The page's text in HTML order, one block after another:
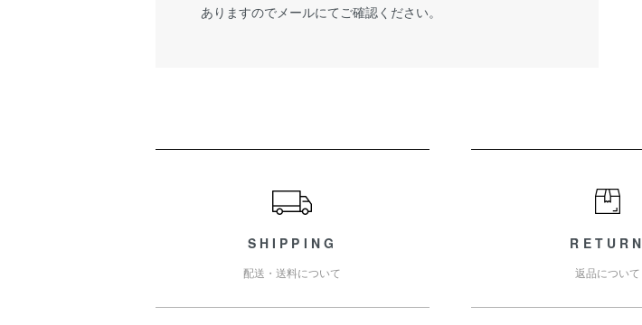
ありますのでメールにてご確認ください。
SHIPPING
配送・送料について
RETURN
返品について